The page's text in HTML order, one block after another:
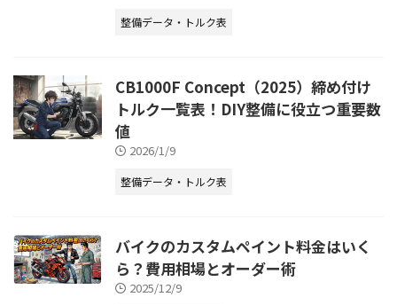
整備データ・トルク表
CB1000F Concept（2025）締め付け
トルク一覧表！DIY整備に役立つ重要数
値
2026/1/9
整備データ・トルク表
バイクのカスタムペイント料金はいく
ら？費用相場とオーダー術
2025/12/9